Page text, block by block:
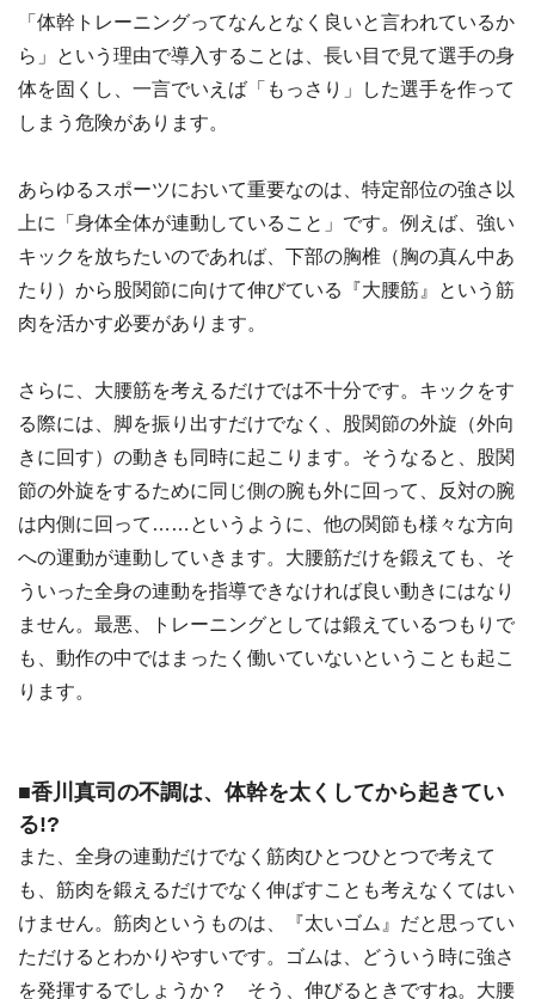
「体幹トレーニングってなんとなく良いと言われているか
ら」という理由で導入することは、長い目で見て選手の身
体を固くし、一言でいえば「もっさり」した選手を作って
しまう危険があります。
あらゆるスポーツにおいて重要なのは、特定部位の強さ以
上に「身体全体が連動していること」です。例えば、強い
キックを放ちたいのであれば、下部の胸椎（胸の真ん中あ
たり）から股関節に向けて伸びている『大腰筋』という筋
肉を活かす必要があります。
さらに、大腰筋を考えるだけでは不十分です。キックをす
る際には、脚を振り出すだけでなく、股関節の外旋（外向
きに回す）の動きも同時に起こります。そうなると、股関
節の外旋をするために同じ側の腕も外に回って、反対の腕
は内側に回って……というように、他の関節も様々な方向
への運動が連動していきます。大腰筋だけを鍛えても、そ
ういった全身の連動を指導できなければ良い動きにはなり
ません。最悪、トレーニングとしては鍛えているつもりで
も、動作の中ではまったく働いていないということも起こ
ります。
■香川真司の不調は、体幹を太くしてから起きてい
る!?
また、全身の連動だけでなく筋肉ひとつひとつで考えて
も、筋肉を鍛えるだけでなく伸ばすことも考えなくてはい
けません。筋肉というものは、『太いゴム』だと思ってい
ただけるとわかりやすいです。ゴムは、どういう時に強さ
を発揮するでしょうか？ そう、伸びるときですね。大腰